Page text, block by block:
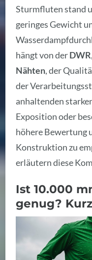
Sturmfluten stand
geringes Gewicht
hängt von derDWR
Nähten, der
der
anhaltenden
Exposition oder
höhere Bewertung
Konstruktion zu
erläutern diese
Ist 10.000
genug?